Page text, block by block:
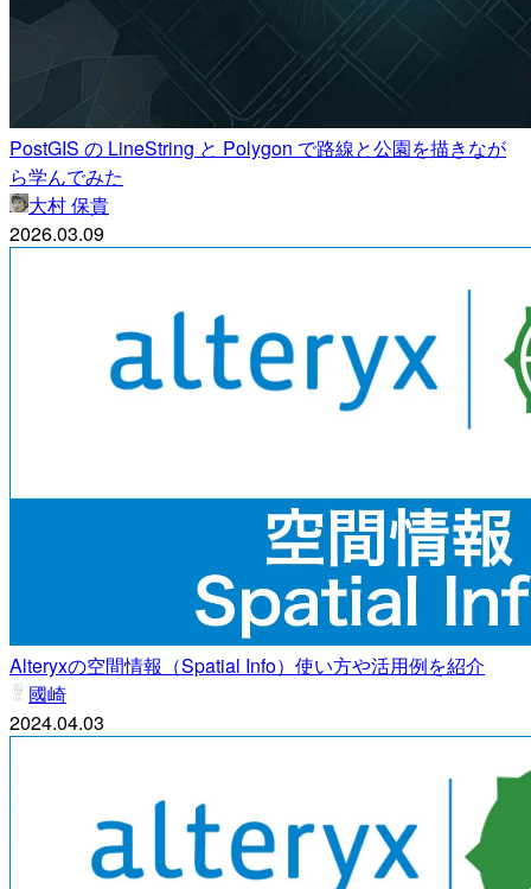
PostGIS の LineString と Polygon で路線と公園を描きなが
ら学んでみた
大村 保貴
2026.03.09
Alteryxの空間情報（Spatial Info）使い方や活用例を紹介
國崎
2024.04.03